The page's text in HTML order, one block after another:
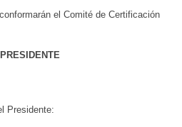
el Comité de Certificación
Presidente: